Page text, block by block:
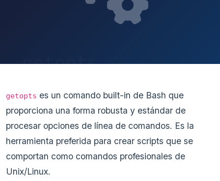
getopts es un comando built-in de Bash que
proporciona una forma robusta y estándar de
procesar opciones de línea de comandos. Es la
herramienta preferida para crear scripts que se
comportan como comandos profesionales de
Unix/Linux.